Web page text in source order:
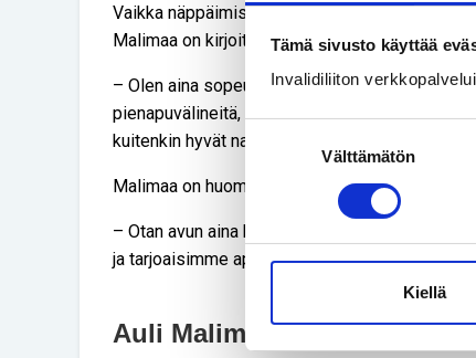
Tämä sivusto käyttää
Invalidiliiton
Välttämätön
Kiellä
Vaikka näppäimistöllä toimii enää oikean
Malimaa on kirjoittanut kaikki kirjansa itse.
– Olen aina sopeutunut kehollisiin muutoksiin.
pienapuvälineitä, mutta puolisoni
kuitenkin hyvät naapurit.
Malimaa on huomannut, että avun antaminen
– Otan avun aina kiitollisena vastaan. Ihmisiin
ja tarjoaisimme apua, maailma olisi lempeämpi
Auli Malimaa, 60